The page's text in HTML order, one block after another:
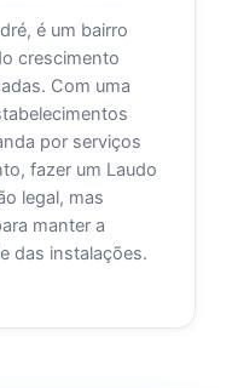
é um bairro
crescimento
Com uma
por serviços
fazer um Laudo
legal, mas
manter a
das instalações.